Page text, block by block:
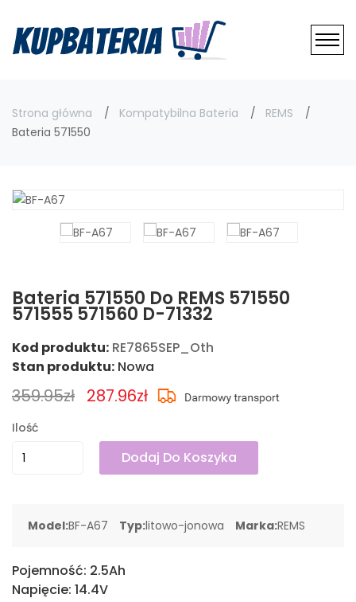
Strona główna Kompatybilna Bateria
REMS
Bateria 571550
Bateria 571550 Do REMS 571550
571555 571560 D-71332
Kod produktu: RE7865SEP_Oth
Stan produktu: Nowa
359.95zł 287.96zł
Ilość
Dodaj Do Koszyka
Model:BF-A67 Typ:litowo-jonowa Marka:REMS
Pojemność: 2.5Ah
Napięcie: 14.4V